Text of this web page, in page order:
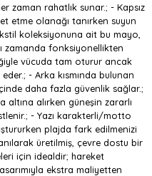
zaman rahatlık sunar.; - Kapsız
etme olanağı tanırken suyun
koleksiyonuna ait bu mayo,
zamanda fonksiyonellikten
vücuda tam oturur ancak
- Arka kısmında bulunan
daha fazla güvenlik sağlar.;
alırken güneşin zararlı
- Yazı karakterli/motto
plajda fark edilmenizi
üretilmiş, çevre dostu bir
için idealdir; hareket
ekstra maliyetten